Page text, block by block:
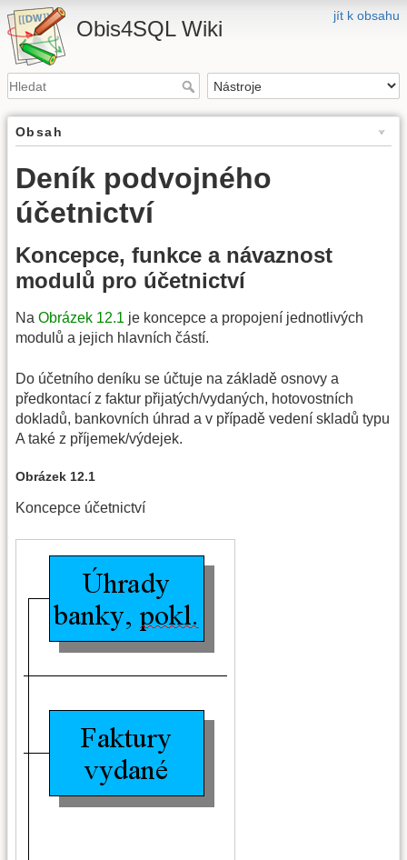
jít k obsahu
Obis4SQL Wiki
Obsah
Deník podvojného
účetnictví
Koncepce, funkce a návaznost
modulů pro účetnictví
Na Obrázek 12.1 je koncepce a propojení jednotlivých
modulů a jejich hlavních částí.
Do účetního deníku se účtuje na základě osnovy a
předkontací z faktur přijatých/vydaných, hotovostních
dokladů, bankovních úhrad a v případě vedení skladů typu
A také z příjemek/výdejek.
Obrázek 12.1
Koncepce účetnictví